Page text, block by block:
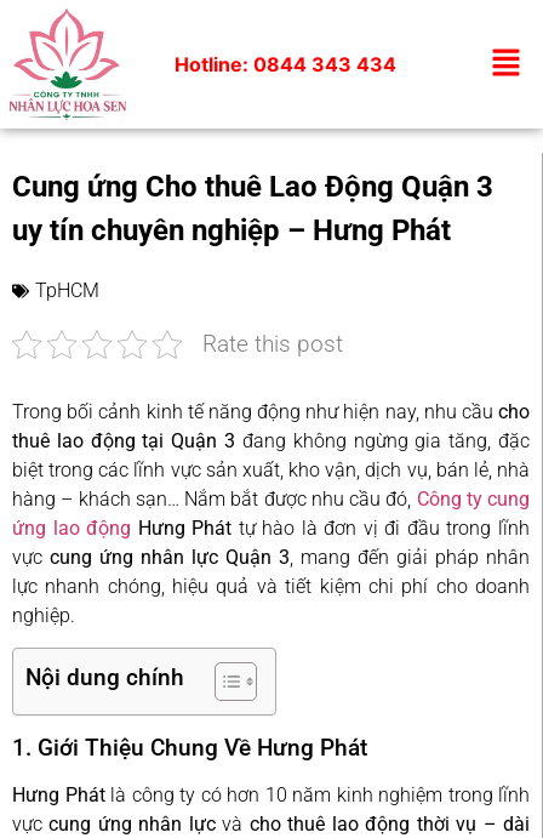
Hotline: 0844 343 434
Cung ứng Cho thuê Lao Động Quận 3
uy tín chuyên nghiệp – Hưng Phát
TpHCM
Rate this post
Trong bối cảnh kinh tế năng động như hiện nay, nhu cầu cho
thuê lao động tại Quận 3 đang không ngừng gia tăng, đặc
biệt trong các lĩnh vực sản xuất, kho vận, dịch vụ, bán lẻ, nhà
hàng – khách sạn… Nắm bắt được nhu cầu đó, Công ty cung
ứng lao động Hưng Phát tự hào là đơn vị đi đầu trong lĩnh
vực cung ứng nhân lực Quận 3 , mang đến giải pháp nhân
lực nhanh chóng, hiệu quả và tiết kiệm chi phí cho doanh
nghiệp.
Nội dung chính
1. Giới Thiệu Chung Về Hưng Phát
Hưng Phátlà công ty có hơn 10 năm kinh nghiệm trong lĩnh
vựccung ứng nhân lựcvà cho thuê lao động thời vụ – dài